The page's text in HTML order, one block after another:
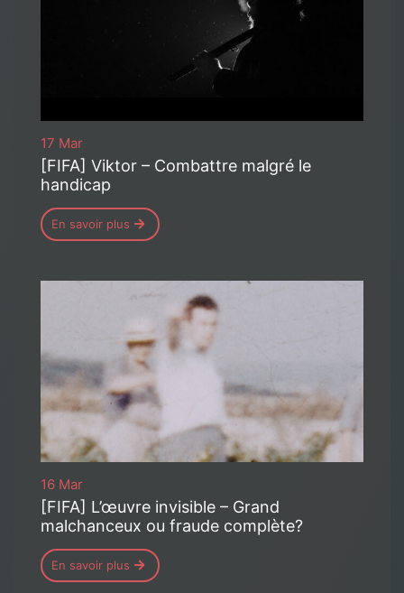
17 Mar
[FIFA] Viktor – Combattre malgré le
handicap
En savoir plus
16 Mar
[FIFA] L’œuvre invisible – Grand
malchanceux ou fraude complète?
En savoir plus